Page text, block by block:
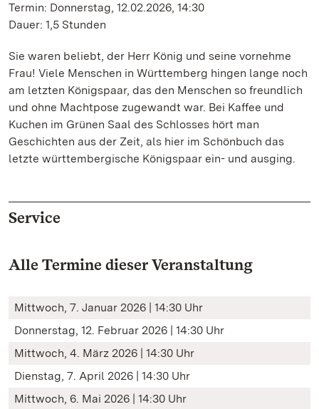
Termin: Donnerstag, 12.02.2026, 14:30
Dauer: 1,5 Stunden
Sie waren beliebt, der Herr König und seine vornehme
Frau! Viele Menschen in Württemberg hingen lange noch
am letzten Königspaar, das den Menschen so freundlich
und ohne Machtpose zugewandt war. Bei Kaffee und
Kuchen im Grünen Saal des Schlosses hört man
Geschichten aus der Zeit, als hier im Schönbuch das
letzte württembergische Königspaar ein- und ausging.
Service
Alle Termine dieser Veranstaltung
Mittwoch, 7. Januar 2026 | 14:30 Uhr
Donnerstag, 12. Februar 2026 | 14:30 Uhr
Mittwoch, 4. März 2026 | 14:30 Uhr
Dienstag, 7. April 2026 | 14:30 Uhr
Mittwoch, 6. Mai 2026 | 14:30 Uhr